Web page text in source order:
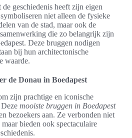
geschiedenis heeft zijn eigen
niet alleen de fysieke
van de stad, maar ook de
die zo belangrijk zijn
Deze bruggen nodigen
bij hun architectonische
waarde.
de Donau in Boedapest
zijn prachtige en iconische
mooiste bruggen in Boedapest
bezoekers aan. Ze verbonden niet
bieden ook spectaculaire